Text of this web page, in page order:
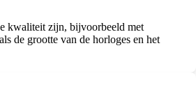
kwaliteit zijn, bijvoorbeeld met
de grootte van de horloges en het